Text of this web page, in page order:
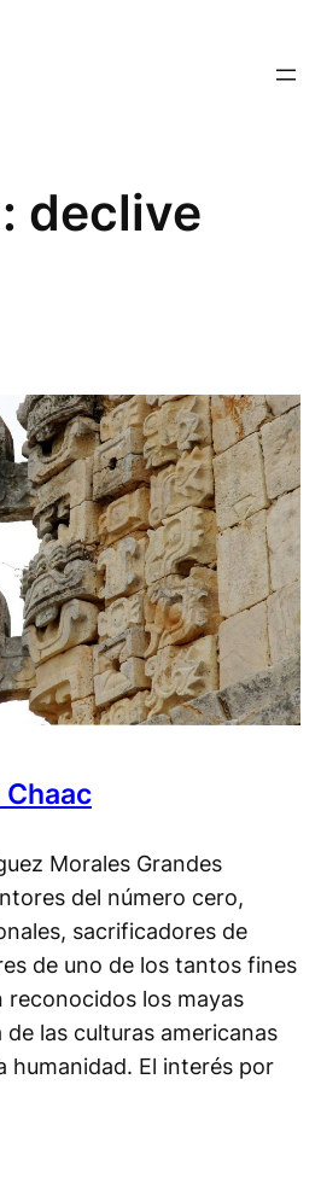
declive
Morales Grandes
del número cero,
sacrificadores de
de uno de los tantos fines
los mayas
las culturas americanas
humanidad. El interés por